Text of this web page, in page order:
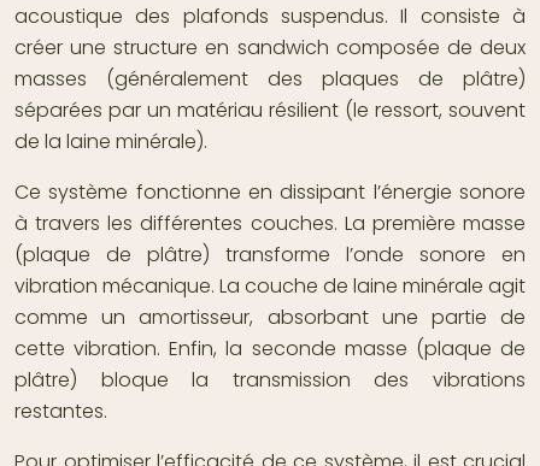
acoustique des plafonds suspendus. Il consiste à
créer une structure en sandwich composée de deux
masses (généralement des plaques de plâtre)
séparées par un matériau résilient (le ressort, souvent
de la laine minérale).
Ce système fonctionne en dissipant l’énergie sonore
à travers les différentes couches. La première masse
(plaque de plâtre) transforme l’onde sonore en
vibration mécanique. La couche de laine minérale agit
comme un amortisseur, absorbant une partie de
cette vibration. Enfin, la seconde masse (plaque de
plâtre) bloque la transmission des vibrations
restantes.